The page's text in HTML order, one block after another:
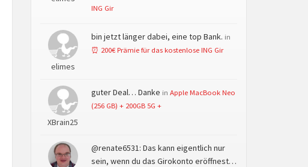
ING Gir
elimes
bin jetzt länger dabei, eine top Bank. in
⏰ 200€ Prämie für das kostenlose ING Gir
XBrain25
guter Deal… Danke in Apple MacBook Neo
(256 GB) + 200GB 5G +
@renate6531: Das kann eigentlich nur
sein, wenn du das Girokonto eröffnest…